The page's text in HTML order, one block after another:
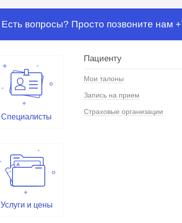
Есть вопросы? Просто позвоните нам
Специалисты
Услуги и цены
Пациенту
Мои талоны
Запись на прием
Страховые организации